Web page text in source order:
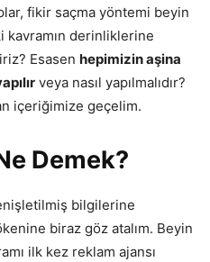
fikir saçma yöntemi beyin
kavramın derinliklerine
Esasen hepimizin aşina
veya nasıl yapılmalıdır?
içeriğimize geçelim.
Demek?
bilgilerine
biraz göz atalım. Beyin
ilk kez reklam ajansı